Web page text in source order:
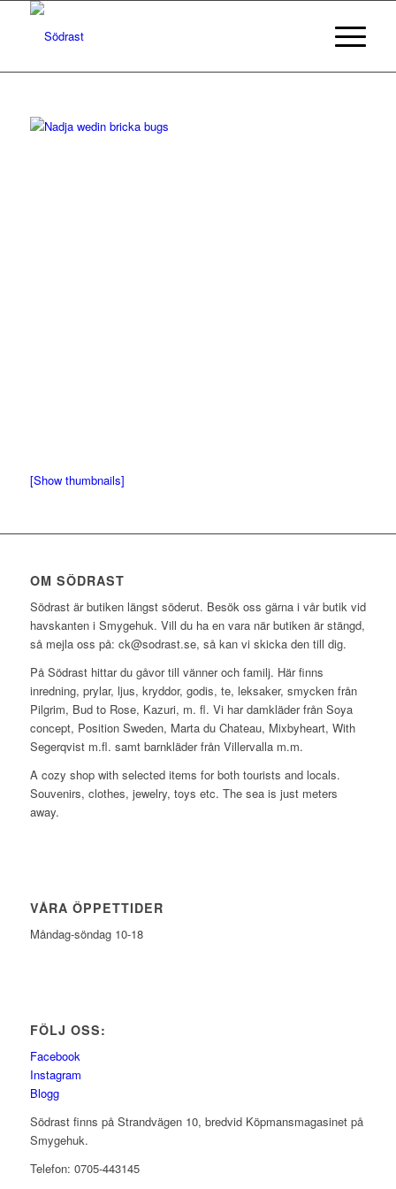
[Show thumbnails]
OM SÖDRAST
Södrast är butiken längst söderut. Besök oss gärna i vår butik vid
havskanten i Smygehuk. Vill du ha en vara när butiken är stängd,
så mejla oss på: ck@sodrast.se, så kan vi skicka den till dig.
På Södrast hittar du gåvor till vänner och familj. Här finns
inredning, prylar, ljus, kryddor, godis, te, leksaker, smycken från
Pilgrim, Bud to Rose, Kazuri, m. fl. Vi har damkläder från Soya
concept, Position Sweden, Marta du Chateau, Mixbyheart, With
Segerqvist m.fl. samt barnkläder från Villervalla m.m.
A cozy shop with selected items for both tourists and locals.
Souvenirs, clothes, jewelry, toys etc. The sea is just meters
away.
VÅRA ÖPPETTIDER
Måndag-söndag 10-18
FÖLJ OSS:
Facebook
Instagram
Blogg
Södrast finns på Strandvägen 10, bredvid Köpmansmagasinet på
Smygehuk.
Telefon: 0705-443145